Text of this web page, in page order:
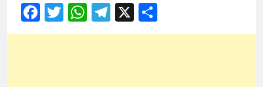
Facebook
Twitter
WhatsApp
Telegram
X